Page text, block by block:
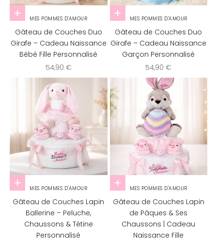
Ajouter au panier
MES POMMES D'AMOUR
Gâteau de Couches Duo
Girafe – Cadeau Naissance
Bébé Fille Personnalisé
Prix de vente
54,90 €
Ajouter au panier
MES POMMES D'AMOUR
Gâteau de Couches Duo
Girafe – Cadeau Naissance
Garçon Personnalisé
Prix de vente
54,90 €
Ajouter au panier
MES POMMES D'AMOUR
Gâteau de Couches Lapin
Ballerine – Peluche,
Chaussons & Tétine
Personnalisé
Ajouter au panier
MES POMMES D'AMOUR
Gâteau de Couches Lapin
de Pâques & Ses
Chaussons | Cadeau
Naissance Fille